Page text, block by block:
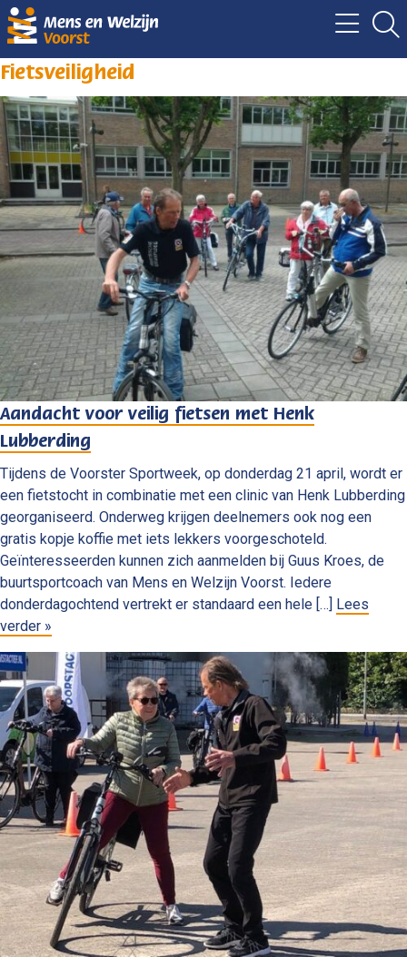
Fietsveiligheid
Aandacht voor veilig fietsen met Henk
Lubberding
Tijdens de Voorster Sportweek, op donderdag 21 april, wordt er
een fietstocht in combinatie met een clinic van Henk Lubberding
georganiseerd. Onderweg krijgen deelnemers ook nog een
gratis kopje koffie met iets lekkers voorgeschoteld.
Geïnteresseerden kunnen zich aanmelden bij Guus Kroes, de
buurtsportcoach van Mens en Welzijn Voorst. Iedere
donderdagochtend vertrekt er standaard een hele […] Lees
verder »